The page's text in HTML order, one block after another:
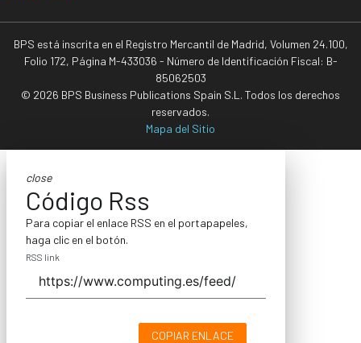
BPS está inscrita en el Registro Mercantil de Madrid, Volumen 24.100,
Folio 172, Página M-433036 - Número de Identificación Fiscal: B-
85062503
© 2026 BPS Business Publications Spain S.L. Todos los derechos
reservados.
Mapa del Sitio
close
Código Rss
Para copiar el enlace RSS en el portapapeles,
haga clic en el botón.
RSS link
COPIAR ENLACE